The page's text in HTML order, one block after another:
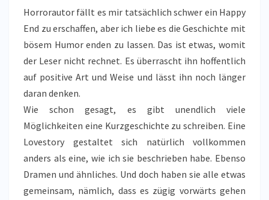
Horrorautor fällt es mir tatsächlich schwer ein Happy
End zu erschaffen, aber ich liebe es die Geschichte mit
bösem Humor enden zu lassen. Das ist etwas, womit
der Leser nicht rechnet. Es überrascht ihn hoffentlich
auf positive Art und Weise und lässt ihn noch länger
daran denken.
Wie schon gesagt, es gibt unendlich viele
Möglichkeiten eine Kurzgeschichte zu schreiben. Eine
Lovestory gestaltet sich natürlich vollkommen
anders als eine, wie ich sie beschrieben habe. Ebenso
Dramen und ähnliches. Und doch haben sie alle etwas
gemeinsam, nämlich, dass es zügig vorwärts gehen